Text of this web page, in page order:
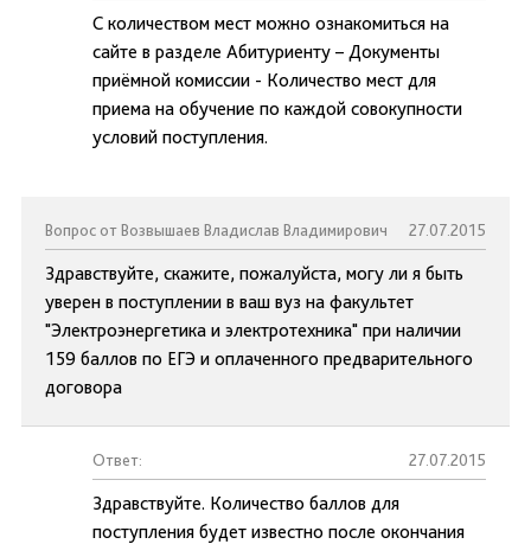
С количеством мест можно ознакомиться на
сайте в разделе Абитуриенту – Документы
приёмной комиссии - Количество мест для
приема на обучение по каждой совокупности
условий поступления.
Вопрос от Возвышаев Владислав Владимирович 27.07.2015
Здравствуйте, скажите, пожалуйста, могу ли я быть
уверен в поступлении в ваш вуз на факультет
"Электроэнергетика и электротехника" при наличии
159 баллов по ЕГЭ и оплаченного предварительного
договора
Ответ: 27.07.2015
Здравствуйте. Количество баллов для
поступления будет известно после окончания